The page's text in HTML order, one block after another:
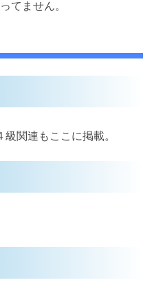
てません。
関連もここに掲載。